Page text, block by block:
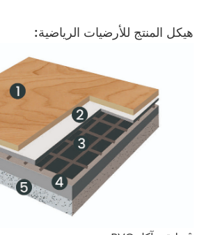
هيكل المنتج للأرضيات الرياضية: